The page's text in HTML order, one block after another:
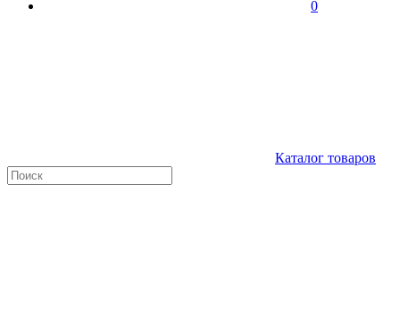
0
Каталог товаров